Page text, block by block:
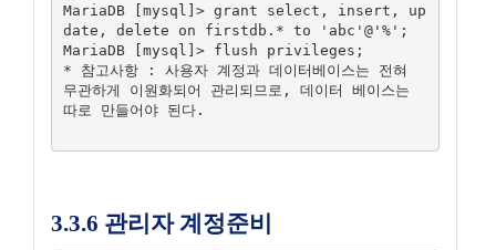
MariaDB [mysql]> grant select, insert, up
date, delete on firstdb.* to 'abc'@'%';
MariaDB [mysql]> flush privileges;
* 참고사항 : 사용자 계정과 데이터베이스는 전혀
무관하게 이원화되어 관리되므로, 데이터 베이스는
따로 만들어야 된다.
3.3.6 관리자 계정준비